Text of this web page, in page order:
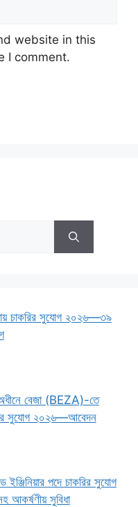
website in this
I comment.
চাকরির সুযোগ ২০২৬—৩৯
অধীনে বেজা (BEZA)-তে
সুযোগ ২০২৬—আবেদন
ইঞ্জিনিয়ার পদে চাকরির সুযোগ
আকর্ষণীয় সুবিধা